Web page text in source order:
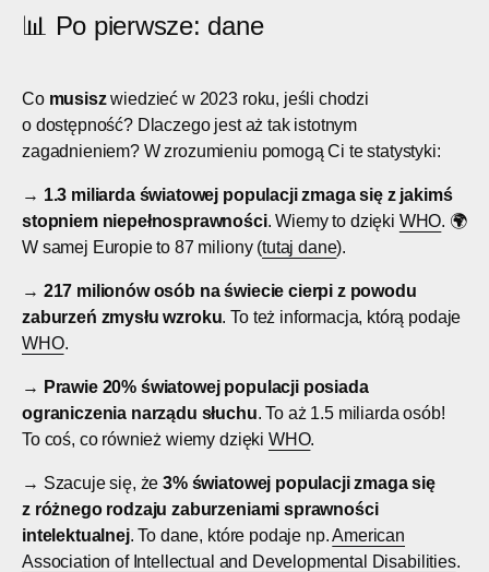
📊 Po pierwsze: dane
Co musiszwiedzieć w 2023 roku, jeśli chodzi
o dostępność? Dlaczego jest aż tak istotnym
zagadnieniem? W zrozumieniu pomogą Ci te statystyki:
→ 1.3 miliarda światowej populacji zmaga się z jakimś
stopniem niepełnosprawności. Wiemy to dzięki WHO. 🌍
W samej Europie to 87 miliony (tutaj dane).
→ 217 milionów osób na świecie cierpi z powodu
zaburzeń zmysłu wzroku. To też informacja, którą podaje
WHO.
→ Prawie 20% światowej populacji posiada
ograniczenia narządu słuchu. To aż 1.5 miliarda osób!
To coś, co również wiemy dzięki WHO.
→ Szacuje się, że3% światowej populacji zmaga się
z różnego rodzaju zaburzeniami sprawności
intelektualnej. To dane, które podaje np.American
Association of Intellectual and Developmental Disabilities.